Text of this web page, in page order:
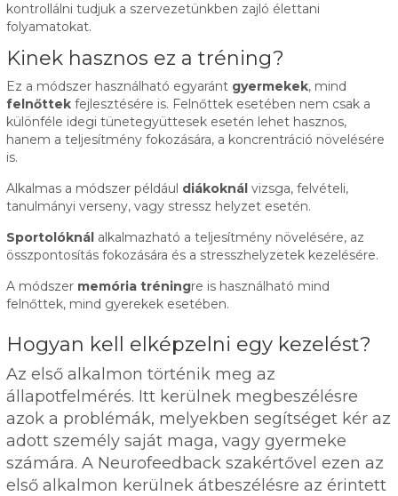
kontrollálni tudjuk a szervezetünkben zajló élettani
folyamatokat.
Kinek hasznos ez a tréning?
Ez a módszer használható egyaránt gyermekek, mind
felnőttekfejlesztésére is. Felnőttek esetében nem csak a
különféle idegi tünetegyüttesek esetén lehet hasznos,
hanem a teljesítmény fokozására, a koncrentráció növelésére
is.
Alkalmas a módszer például diákoknálvizsga, felvételi,
tanulmányi verseny, vagy stressz helyzet esetén.
Sportolóknálalkalmazható a teljesítmény növelésére, az
összpontosítás fokozására és a stresszhelyzetek kezelésére.
A módszer memória tréningre is használható mind
felnőttek, mind gyerekek esetében.
Hogyan kell elképzelni egy kezelést?
Az első alkalmon történik meg az
állapotfelmérés. Itt kerülnek megbeszélésre
azok a problémák, melyekben segítséget kér az
adott személy saját maga, vagy gyermeke
számára. A Neurofeedback szakértővel ezen az
első alkalmon kerülnek átbeszélésre az érintett